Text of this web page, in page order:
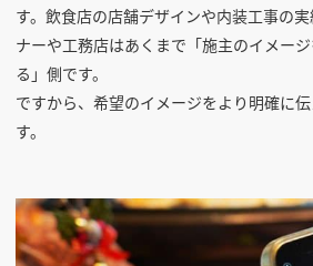
す。飲食店の店舗デザインや内装工事の
ナーや工務店はあくまで「施主のイメー
る」側です。
ですから、希望のイメージをより明確に
す。